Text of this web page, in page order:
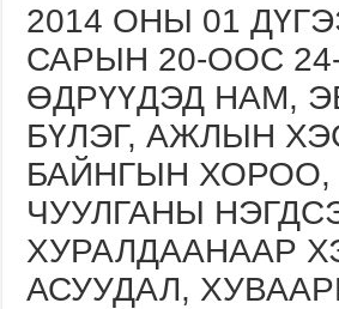
2014 ОНЫ 01
САРЫН 20-ООС
ӨДРҮҮДЭД НАМ,
БҮЛЭГ, АЖЛЫН
БАЙНГЫН ХОРОО,
ЧУУЛГАНЫ
ХУРАЛДААНААР
АСУУДАЛ,